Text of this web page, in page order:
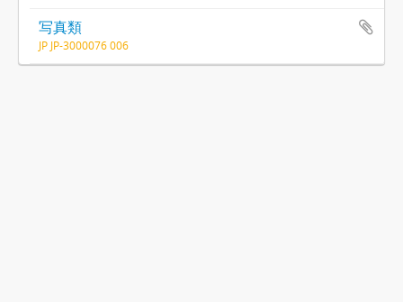
写真類
JP JP-3000076 006